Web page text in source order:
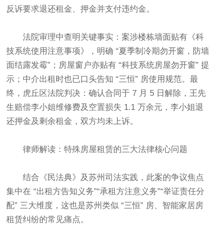
反诉要求退还租金、押金并支付违约金。​
法院审理中查明关键事实：案涉楼栋墙面贴有《科
技系统使用注意事项》，明确 “夏季制冷期勿开窗，防墙
面结露发霉”；房屋窗户亦贴有 “科技系统房屋勿开窗” 提
示；中介出租时也已口头告知 “三恒” 房使用规范。最
终，虎丘区法院判决：确认合同于 7 月 5 日解除，王先
生赔偿李小姐维修费及空置损失 1.1 万余元，李小姐退
还押金及剩余租金，双方均未上诉。​
律师解读：特殊房屋租赁的三大法律核心问题​
结合《民法典》及苏州司法实践，此案的争议焦点
集中在 “出租方告知义务”“承租方注意义务”“举证责任分
配” 三大维度，这也是苏州类似 “三恒” 房、智能家居房
租赁纠纷的常见痛点。​